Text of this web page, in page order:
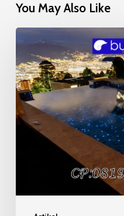
You May Also Like
Mosaic
Glow
in
the
Dark
Kolam
Renang